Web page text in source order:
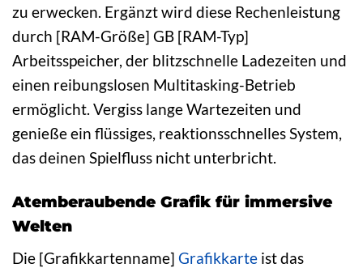
zu erwecken. Ergänzt wird diese Rechenleistung
durch [RAM-Größe] GB [RAM-Typ]
Arbeitsspeicher, der blitzschnelle Ladezeiten und
einen reibungslosen Multitasking-Betrieb
ermöglicht. Vergiss lange Wartezeiten und
genieße ein flüssiges, reaktionsschnelles System,
das deinen Spielfluss nicht unterbricht.
Atemberaubende Grafik für immersive
Welten
Die [Grafikkartenname] Grafikkarte ist das